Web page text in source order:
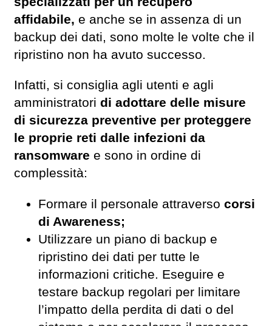
affidabile, e anche se in assenza di un
backup dei dati, sono molte le volte che il
ripristino non ha avuto successo.
Infatti, si consiglia agli utenti e agli
amministratori di adottare delle misure
di sicurezza preventive per proteggere
le proprie reti dalle infezioni da
ransomware e sono in ordine di
complessità:
Formare il personale attraverso corsi
di Awareness;
Utilizzare un piano di backup e
ripristino dei dati per tutte le
informazioni critiche. Eseguire e
testare backup regolari per limitare
l’impatto della perdita di dati o del